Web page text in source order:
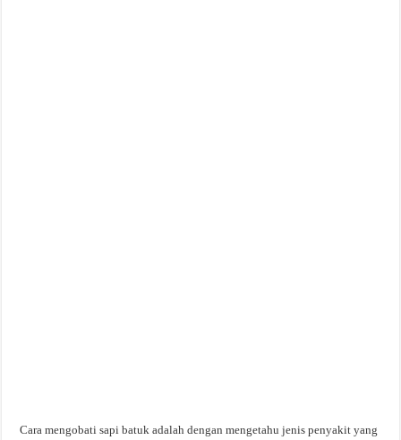
Cara mengobati sapi batuk adalah dengan mengetahu jenis penyakit yang